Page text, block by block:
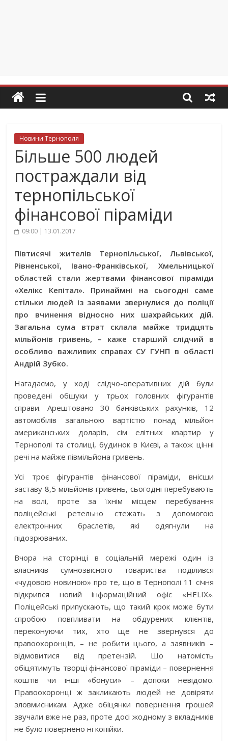
Новини Тернополя
Більше 500 людей
постраждали від
тернопільської
фінансової піраміди
09:00 | 13.01.2017
Півтисячі жителів Тернопільської, Львівської,
Рівненської, Івано-Франківської, Хмельницької
областей стали жертвами фінансової піраміди
«Хелікс Кепітал». Принаймні на сьогодні саме
стільки людей із заявами звернулися до поліції
про вчинення відносно них шахрайських дій.
Загальна сума втрат склала майже тридцять
мільйонів гривень, – каже старший слідчий в
особливо важливих справах СУ ГУНП в області
Андрій Зубко.
Нагадаємо, у ході слідчо-оперативних дій були
проведені обшуки у трьох головних фігурантів
справи. Арештовано 30 банківських рахунків, 12
автомобілів загальною вартістю понад мільйон
американських доларів, сім елітних квартир у
Тернополі та столиці, будинок в Києві, а також цінні
речі на майже півмільйона гривень.
Усі троє фігурантів фінансової піраміди, внісши
заставу 8,5 мільйонів гривень, сьогодні перебувають
на волі, проте за їхнім місцем перебування
поліцейські ретельно стежать з допомогою
електронних браслетів, які одягнули на
підозрюваних.
Вчора на сторінці в соціальній мережі один із
власників сумнозвісного товариства поділився
«чудовою новиною» про те, що в Тернополі 11 січня
відкрився новий інформаційний офіс «HELIX».
Поліцейські припускають, що такий крок може бути
спробою повпливати на обдурених клієнтів,
переконуючи тих, хто ще не звернувся до
правоохоронців, – не робити цього, а заявників –
відмовитися від претензій. Що натомість
обіцятимуть творці фінансової піраміди – повернення
коштів чи інші «бонуси» – допоки невідомо.
Правоохоронці ж закликають людей не довіряти
зловмисникам. Адже обіцянки повернення грошей
звучали вже не раз, проте досі жодному з вкладників
не було повернено ні копійки.